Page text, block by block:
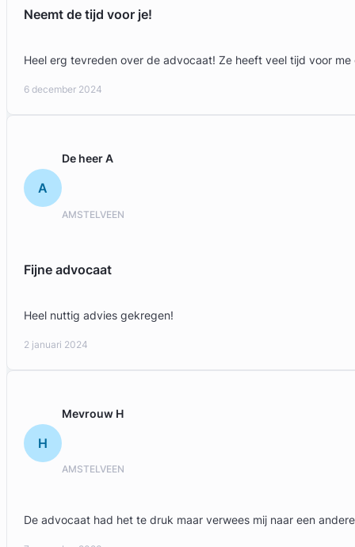
Neemt de tijd voor je!
Heel erg tevreden over de advocaat! Ze heeft veel tijd voor
6 december 2024
A
De heer A
AMSTELVEEN
Fijne advocaat
Heel nuttig advies gekregen!
2 januari 2024
H
Mevrouw H
AMSTELVEEN
De advocaat had het te druk maar verwees mij naar een